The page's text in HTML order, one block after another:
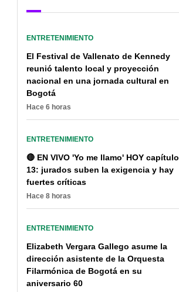
ENTRETENIMIENTO
El Festival de Vallenato de Kennedy
reunió talento local y proyección
nacional en una jornada cultural en
Bogotá
Hace 6 horas
ENTRETENIMIENTO
🔴 EN VIVO 'Yo me llamo' HOY capítulo
13: jurados suben la exigencia y hay
fuertes críticas
Hace 8 horas
ENTRETENIMIENTO
Elizabeth Vergara Gallego asume la
dirección asistente de la Orquesta
Filarmónica de Bogotá en su
aniversario 60